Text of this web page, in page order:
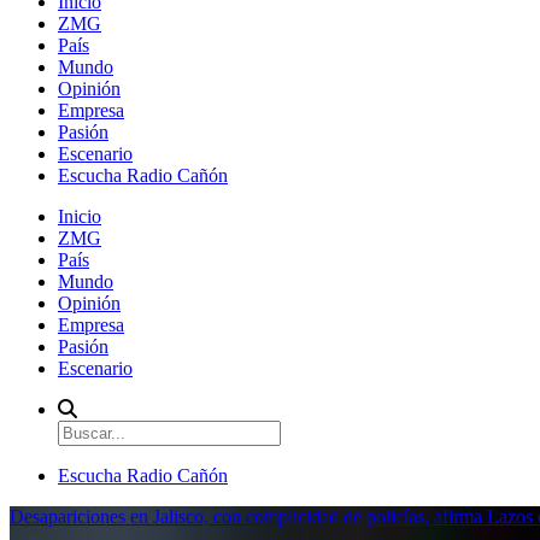
ZMG
País
Mundo
Opinión
Empresa
Pasión
Escenario
Escucha Radio Cañón
Inicio
ZMG
País
Mundo
Opinión
Empresa
Pasión
Escenario
Escucha Radio Cañón
Desapariciones en Jalisco, con complicidad de policías, afirma Lazos